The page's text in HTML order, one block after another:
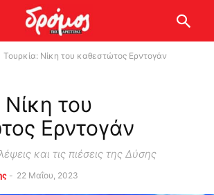
Τουρκία: Νίκη του καθεστώτος Ερντογάν
του
Ερντογάν
και τις πιέσεις της Δύσης
- 22 Μαΐου, 2023